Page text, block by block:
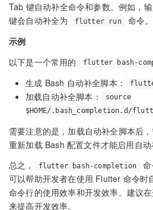
Tab 键自动补全命令和参数。例如，
键会自动补全为
flutter run
命令。
示例
以下是一个常用的
flutter bash-
生成 Bash 自动补全脚本：
加载自动补全脚本：
source
$HOME/.bash_completion.d/
需要注意的是，加载自动补全脚本后
重新加载 Bash 配置文件才能启用自动
总之，
flutter bash-completion
可以帮助开发者在使用 Flutter 命令时
命令行的使用效率和开发效率。建议
来提高开发效率。